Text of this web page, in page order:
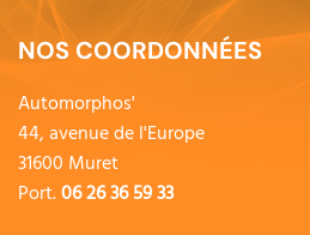
NOS COORDONNÉES
Automorphos'
44, avenue de l'Europe
31600 Muret
Port.06 26 36 59 33